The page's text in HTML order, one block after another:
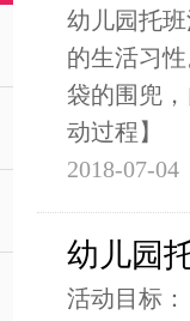
幼儿园托
的生活习
袋的围兜
动过程】
2018-07-04
幼儿园
活动目标